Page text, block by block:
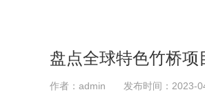
盘点全球特色竹桥
作者：admin 发布时间：2023-